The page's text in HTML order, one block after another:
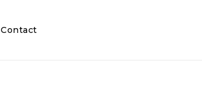
Contact